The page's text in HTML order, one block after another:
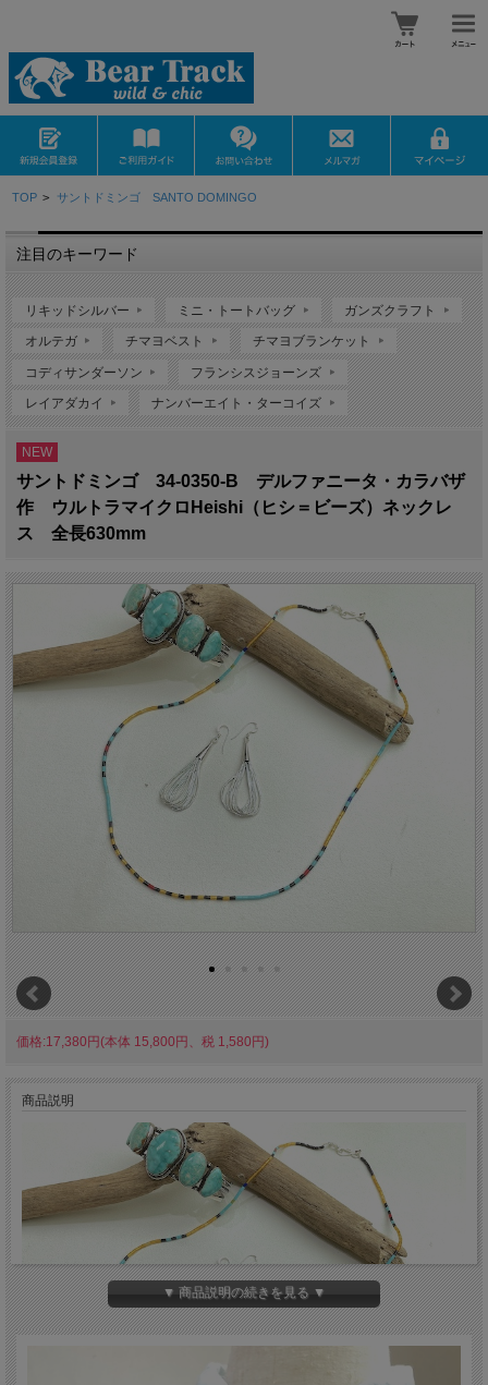
TOP > サントドミンゴ SANTO DOMINGO
注目のキーワード
リキッドシルバー ミニ・トートバッグ ガンズクラフト
オルテガ チマヨベスト チマヨブランケット
コディサンダーソン フランシスジョーンズ
レイアダカイ ナンバーエイト・ターコイズ
NEW
サントドミンゴ 34-0350-B デルファニータ・カラバザ
作 ウルトラマイクロHeishi（ヒシ＝ビーズ）ネックレ
ス 全長630mm
価格:17,380円(本体 15,800円、税 1,580円)
商品説明
▼ 商品説明の続きを見る ▼